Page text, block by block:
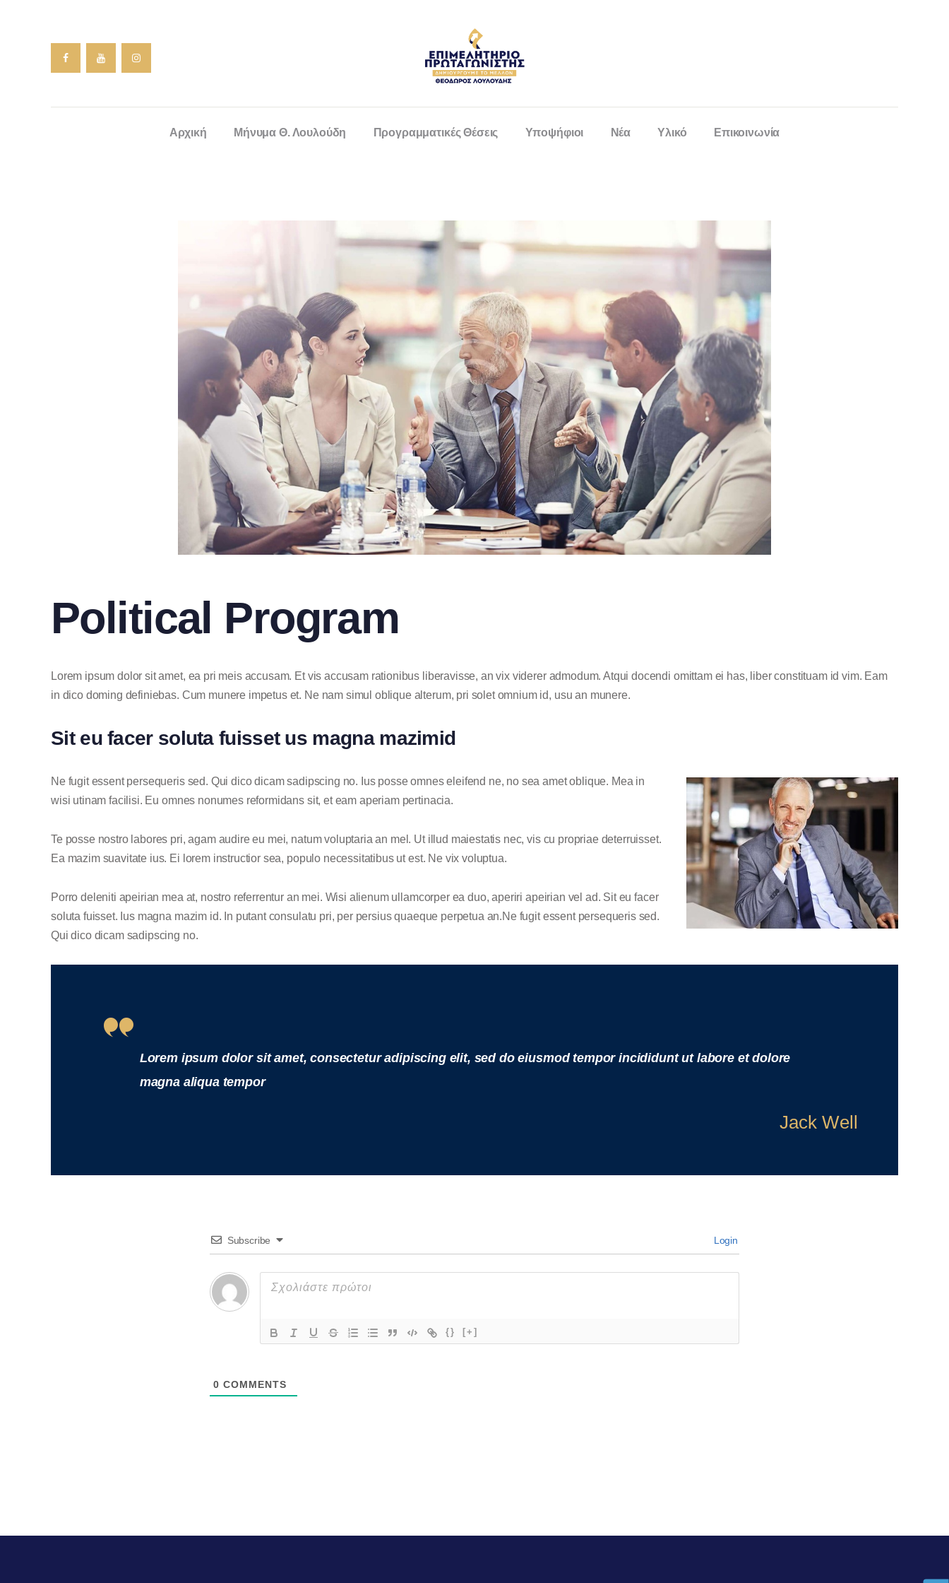
Αρχική Μήνυμα Θ. Λουλούδη Προγραμματικές Θέσεις Υποψήφιοι Νέα Υλικό Επικοινωνία
Political Program
Lorem ipsum dolor sit amet, ea pri meis accusam. Et vis accusam rationibus liberavisse, an vix viderer admodum. Atqui docendi omittam ei has, liber constituam id vim. Eam
in dico doming definiebas. Cum munere impetus et. Ne nam simul oblique alterum, pri solet omnium id, usu an munere.
Sit eu facer soluta fuisset us magna mazimid
Ne fugit essent persequeris sed. Qui dico dicam sadipscing no. Ius posse omnes eleifend ne, no sea amet oblique. Mea in
wisi utinam facilisi. Eu omnes nonumes reformidans sit, et eam aperiam pertinacia.
Te posse nostro labores pri, agam audire eu mei, natum voluptaria an mel. Ut illud maiestatis nec, vis cu propriae deterruisset.
Ea mazim suavitate ius. Ei lorem instructior sea, populo necessitatibus ut est. Ne vix voluptua.
Porro deleniti apeirian mea at, nostro referrentur an mei. Wisi alienum ullamcorper ea duo, aperiri apeirian vel ad. Sit eu facer
soluta fuisset. Ius magna mazim id. In putant consulatu pri, per persius quaeque perpetua an.Ne fugit essent persequeris sed.
Qui dico dicam sadipscing no.
Lorem ipsum dolor sit amet, consectetur adipiscing elit, sed do eiusmod tempor incididunt ut labore et dolore
magna aliqua tempor
Jack Well
Subscribe Login
{} [+]
0 COMMENTS